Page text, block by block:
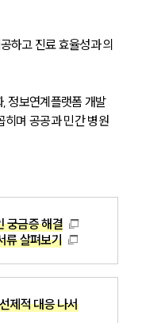
하고 진료 효율성과 의
정보연계플랫폼 개발
히며 공공과 민간 병원
궁금증 해결
류 살펴보기
제적 대응 나서